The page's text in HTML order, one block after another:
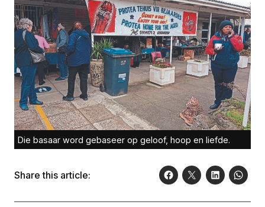
Die basaar word gebaseer op geloof, hoop en liefde.
Share this article: